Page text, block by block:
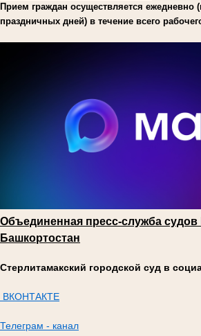
Прием граждан осуществляется
праздничных дней) в течение всего
Объединенная пресс-служба судов
Башкортостан
Стерлитамакский городской суд в
ВКОНТАКТЕ
Телеграм - канал